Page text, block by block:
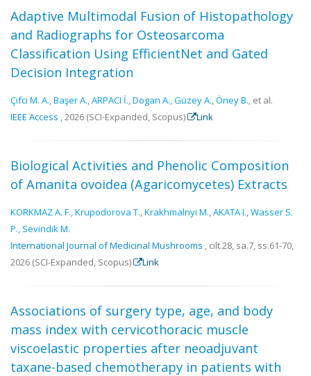
Adaptive Multimodal Fusion of Histopathology
and Radiographs for Osteosarcoma
Classification Using EfficientNet and Gated
Decision Integration
Çifci M. A.,Başer A.,ARPACI İ.,Dogan A.,Güzey A.,Öney B., et al.
IEEE Access , 2026 (SCI-Expanded, Scopus) Link
Biological Activities and Phenolic Composition
of Amanita ovoidea (Agaricomycetes) Extracts
KORKMAZ A. F.,Krupodorova T.,Krakhmalnyi M.,AKATA I.,Wasser S.
P., Sevindik M.
International Journal of Medicinal Mushrooms , cilt.28, sa.7, ss.61-70,
2026 (SCI-Expanded, Scopus)
Link
Associations of surgery type, age, and body
mass index with cervicothoracic muscle
viscoelastic properties after neoadjuvant
taxane-based chemotherapy in patients with